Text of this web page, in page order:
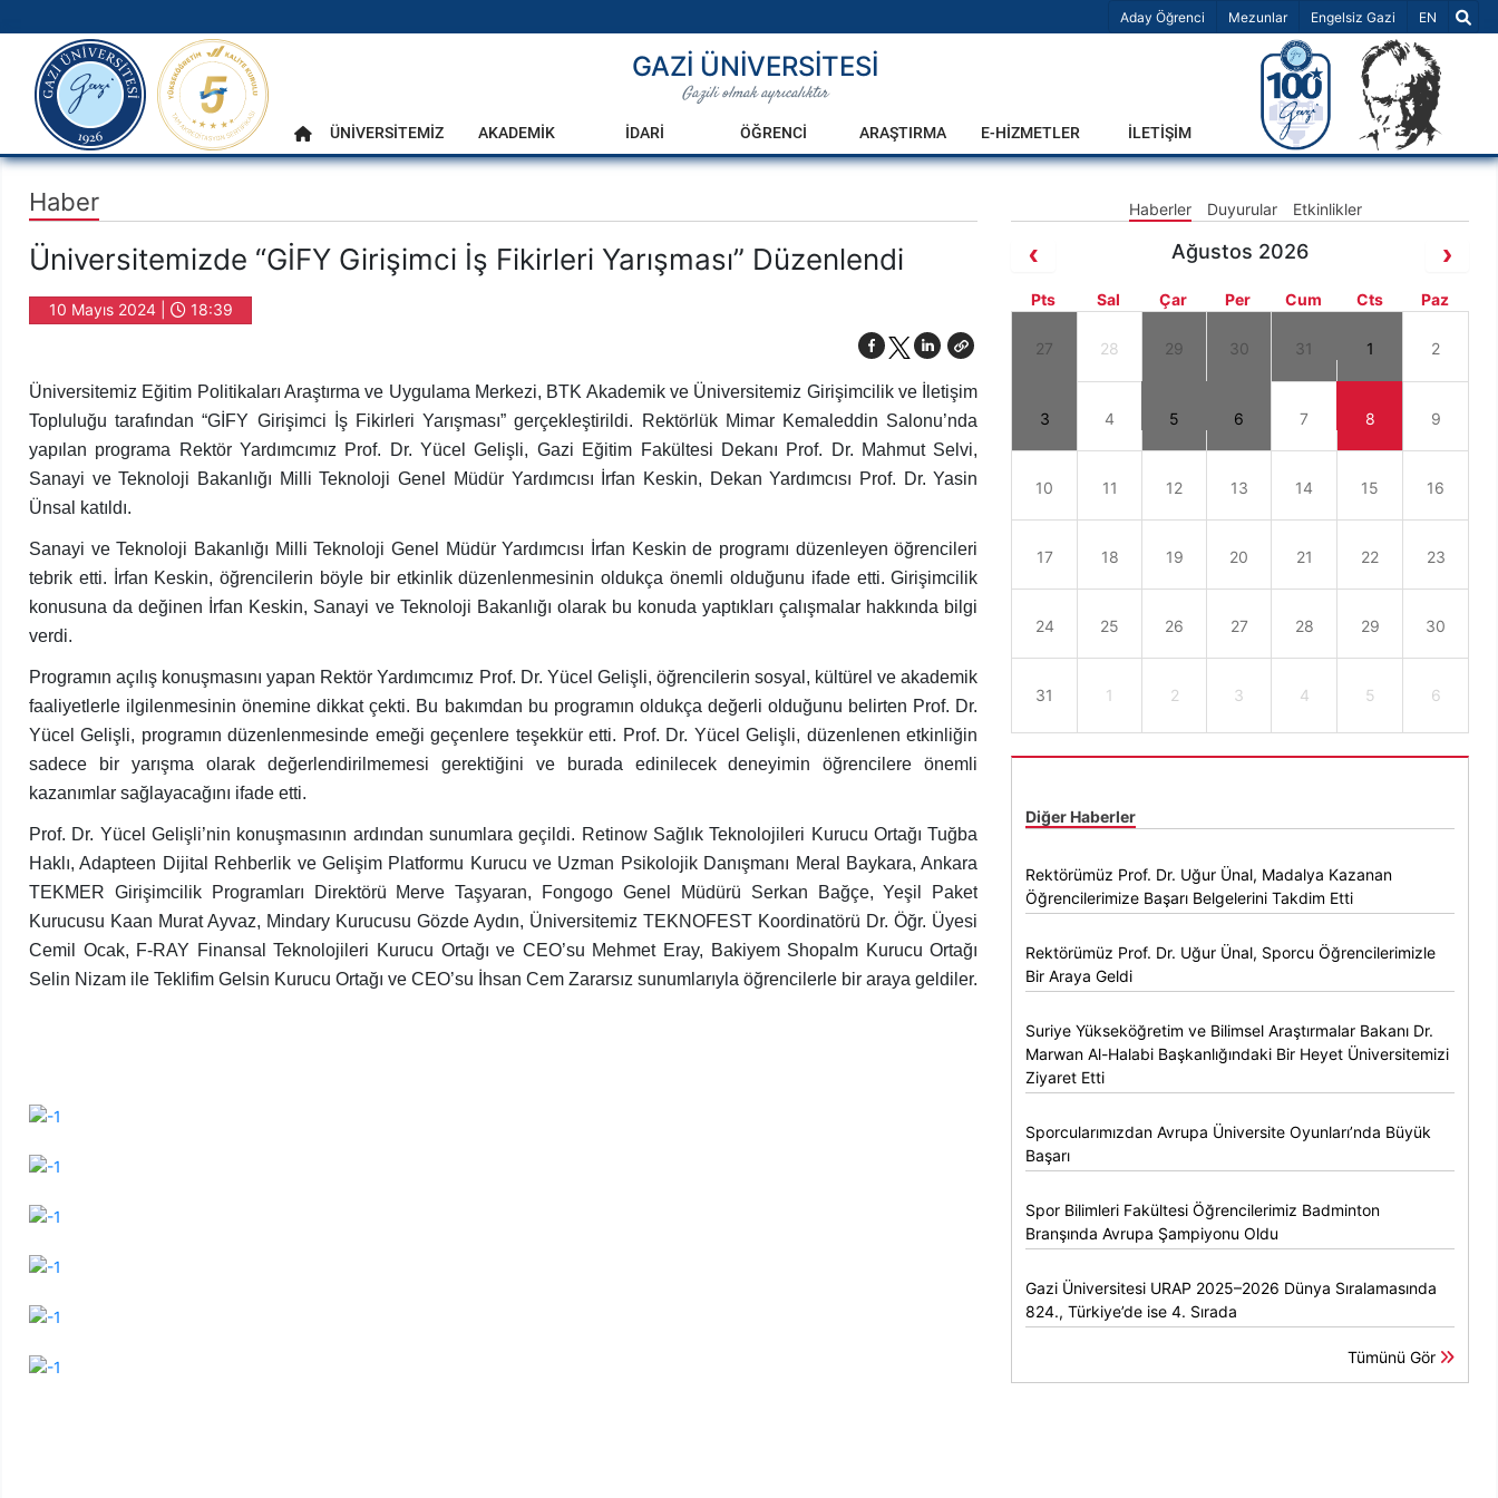
Aday Öğrenci Mezunlar Engelsiz Gazi Dil Seçiniz
EN
Ana Menü
gazi.edu.tr
GAZİ ÜNİVERSİTESİ
Gazili olmak ayrıcalıktır
Anasayfa
ÜNİVERSİTEMİZ AKADEMİK İDARİ ÖĞRENCİ ARAŞTIRMA E-HİZMETLER İLETİŞİM
Haber Haberler Duyurular Etkinlikler
Üniversitemizde “GİFY Girişimci İş Fikirleri Yarışması” Düzenlendi
10 Mayıs 2024 | 18:39
Üniversitemiz Eğitim Politikaları Araştırma ve Uygulama Merkezi, BTK Akademik ve Üniversitemiz Girişimcilik ve İletişim
Topluluğu tarafından “GİFY Girişimci İş Fikirleri Yarışması” gerçekleştirildi. Rektörlük Mimar Kemaleddin Salonu’nda
yapılan programa Rektör Yardımcımız Prof. Dr. Yücel Gelişli, Gazi Eğitim Fakültesi Dekanı Prof. Dr. Mahmut Selvi,
Sanayi ve Teknoloji Bakanlığı Milli Teknoloji Genel Müdür Yardımcısı İrfan Keskin, Dekan Yardımcısı Prof. Dr. Yasin
Ünsal katıldı.
Sanayi ve Teknoloji Bakanlığı Milli Teknoloji Genel Müdür Yardımcısı İrfan Keskin de programı düzenleyen öğrencileri
tebrik etti. İrfan Keskin, öğrencilerin böyle bir etkinlik düzenlenmesinin oldukça önemli olduğunu ifade etti. Girişimcilik
konusuna da değinen İrfan Keskin, Sanayi ve Teknoloji Bakanlığı olarak bu konuda yaptıkları çalışmalar hakkında bilgi
verdi.
Programın açılış konuşmasını yapan Rektör Yardımcımız Prof. Dr. Yücel Gelişli, öğrencilerin sosyal, kültürel ve akademik
faaliyetlerle ilgilenmesinin önemine dikkat çekti. Bu bakımdan bu programın oldukça değerli olduğunu belirten Prof. Dr.
Yücel Gelişli, programın düzenlenmesinde emeği geçenlere teşekkür etti. Prof. Dr. Yücel Gelişli, düzenlenen etkinliğin
sadece bir yarışma olarak değerlendirilmemesi gerektiğini ve burada edinilecek deneyimin öğrencilere önemli
kazanımlar sağlayacağını ifade etti.
Prof. Dr. Yücel Gelişli’nin konuşmasının ardından sunumlara geçildi. Retinow Sağlık Teknolojileri Kurucu Ortağı Tuğba
Haklı, Adapteen Dijital Rehberlik ve Gelişim Platformu Kurucu ve Uzman Psikolojik Danışmanı Meral Baykara, Ankara
TEKMER Girişimcilik Programları Direktörü Merve Taşyaran, Fongogo Genel Müdürü Serkan Bağçe, Yeşil Paket
Kurucusu Kaan Murat Ayvaz, Mindary Kurucusu Gözde Aydın, Üniversitemiz TEKNOFEST Koordinatörü Dr. Öğr. Üyesi
Cemil Ocak, F-RAY Finansal Teknolojileri Kurucu Ortağı ve CEO’su Mehmet Eray, Bakiyem Shopalm Kurucu Ortağı
Selin Nizam ile Teklifim Gelsin Kurucu Ortağı ve CEO’su İhsan Cem Zararsız sunumlarıyla öğrencilerle bir araya geldiler.
Ağustos 2026
Pts Sal Çar Per Cum Cts Paz
27 28 29 30 31 1 2
3 4 5 6 7 8 9
10 11 12 13 14 15 16
17 18 19 20 21 22 23
24 25 26 27 28 29 30
31 1 2 3 4 5 6
Diğer Haberler
Rektörümüz Prof. Dr. Uğur Ünal, Madalya Kazanan
Öğrencilerimize Başarı Belgelerini Takdim Etti
Rektörümüz Prof. Dr. Uğur Ünal, Sporcu Öğrencilerimizle
Bir Araya Geldi
Suriye Yükseköğretim ve Bilimsel Araştırmalar Bakanı Dr.
Marwan Al-Halabi Başkanlığındaki Bir Heyet Üniversitemizi
Ziyaret Etti
Sporcularımızdan Avrupa Üniversite Oyunları’nda Büyük
Başarı
Spor Bilimleri Fakültesi Öğrencilerimiz Badminton
Branşında Avrupa Şampiyonu Oldu
Gazi Üniversitesi URAP 2025–2026 Dünya Sıralamasında
824., Türkiye’de ise 4. Sırada
Tümünü Gör